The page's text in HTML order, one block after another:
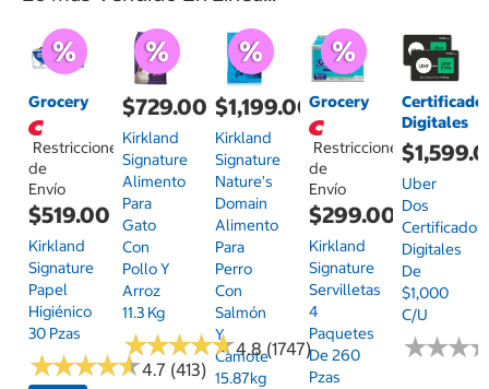
Grocery
Restricciones
de
Envío
$519.00
Kirkland
Signature
Papel
Higiénico
30 Pzas
★★★★★
★★★★★4.7 (413)
$729.00
Kirkland
Signature
Alimento
Para
Gato
Con
Pollo Y
Arroz
11.3 Kg
★★★★★
★★★★★4.8 (1747)
$1,199.00
Kirkland
Signature
Nature's
Domain
Alimento
Para
Perro
Con
Salmón
Y
Camote
15.87kg
Grocery
Restricciones
de
Envío
$299.00
Kirkland
Signature
Servilletas
4
Paquetes
De 260
Pzas
Digitales
Uber
Dos
Certificados
Digitales
De
$1,000
C/u
★★★
★★★